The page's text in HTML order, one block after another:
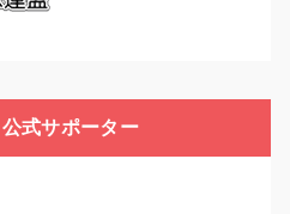
式サポーター